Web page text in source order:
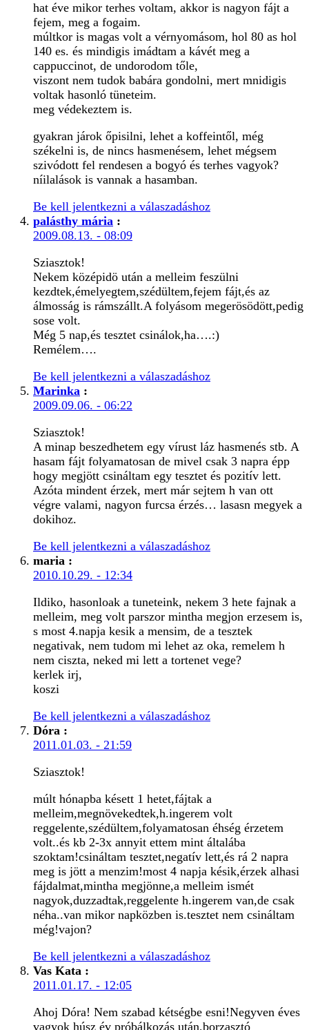
hat éve mikor terhes voltam, akkor is nagyon fájt a
fejem, meg a fogaim.
múltkor is magas volt a vérnyomásom, hol 80 as hol
140 es. és mindigis imádtam a kávét meg a
cappuccinot, de undorodom tőle,
viszont nem tudok babára gondolni, mert mnidigis
voltak hasonló tüneteim.
meg védekeztem is.
gyakran járok őpisilni, lehet a koffeintől, még
székelni is, de nincs hasmenésem, lehet mégsem
szivódott fel rendesen a bogyó és terhes vagyok?
níilalások is vannak a hasamban.
Be kell jelentkezni a válaszadáshoz
palásthy mária :
2009.08.13. - 08:09
Sziasztok!
Nekem középidö után a melleim feszülni
kezdtek,émelyegtem,szédültem,fejem fájt,és az
álmosság is rámszállt.A folyásom megerösödött,pedig
sose volt.
Még 5 nap,és tesztet csinálok,ha….:)
Remélem….
Be kell jelentkezni a válaszadáshoz
Marinka :
2009.09.06. - 06:22
Sziasztok!
A minap beszedhetem egy vírust láz hasmenés stb. A
hasam fájt folyamatosan de mivel csak 3 napra épp
hogy megjött csináltam egy tesztet és pozitív lett.
Azóta mindent érzek, mert már sejtem h van ott
végre valami, nagyon furcsa érzés… lasasn megyek a
dokihoz.
Be kell jelentkezni a válaszadáshoz
maria :
2010.10.29. - 12:34
Ildiko, hasonloak a tuneteink, nekem 3 hete fajnak a
melleim, meg volt parszor mintha megjon erzesem is,
s most 4.napja kesik a mensim, de a tesztek
negativak, nem tudom mi lehet az oka, remelem h
nem ciszta, neked mi lett a tortenet vege?
kerlek irj,
koszi
Be kell jelentkezni a válaszadáshoz
Dóra :
2011.01.03. - 21:59
Sziasztok!
múlt hónapba késett 1 hetet,fájtak a
melleim,megnövekedtek,h.ingerem volt
reggelente,szédültem,folyamatosan éhség érzetem
volt..és kb 2-3x annyit ettem mint általába
szoktam!csináltam tesztet,negatív lett,és rá 2 napra
meg is jött a menzim!most 4 napja késik,érzek alhasi
fájdalmat,mintha megjönne,a melleim ismét
nagyok,duzzadtak,reggelente h.ingerem van,de csak
néha..van mikor napközben is.tesztet nem csináltam
még!vajon?
Be kell jelentkezni a válaszadáshoz
Vas Kata :
2011.01.17. - 12:05
Ahoj Dóra! Nem szabad kétségbe esni!Negyven éves
vagyok húsz év próbálkozás után,borzasztó